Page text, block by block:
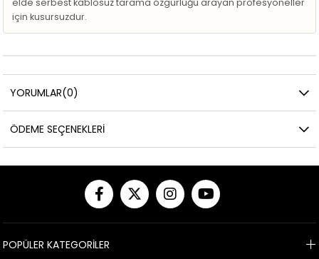
için kusursuzdur.
YORUMLAR(0)
ÖDEME SEÇENEKLERI
POPÜLER KATEGORİLER